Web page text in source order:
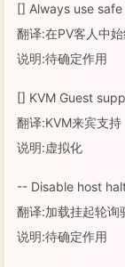
[] Always use
翻译:在PV客人中
说明:待确定作用
[] KVM Guest
翻译:KVM来宾支持
说明:虚拟化
-- Disable host
翻译:加载挂起轮询
说明:待确定作用